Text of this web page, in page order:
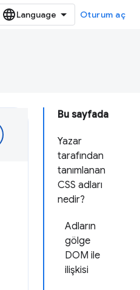
Oturum aç
Bu sayfada
Yazar
tarafından
tanımlanan
CSS adları
nedir?
Adların
gölge
DOM ile
ilişkisi